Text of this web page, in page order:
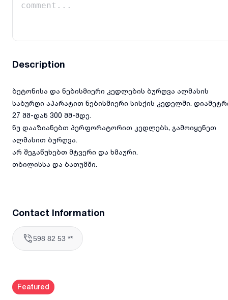
Description
ბეტონისა და ნებისმიერი კედლების ბურღვა ალმასის
საბურღი აპარატით ნებისმიერი სისქის კედელში.
27 მმ-დან 300 მმ-მდე.
ნუ დააზიანებთ პერფორატორით კედლებს, გამოიყენეთ
ალმასით ბურღვა.
არ შეგაწუხებთ მტვერი და ხმაური.
თბილისსა და ბათუმში.
Contact Information
598 82 53 **
Featured